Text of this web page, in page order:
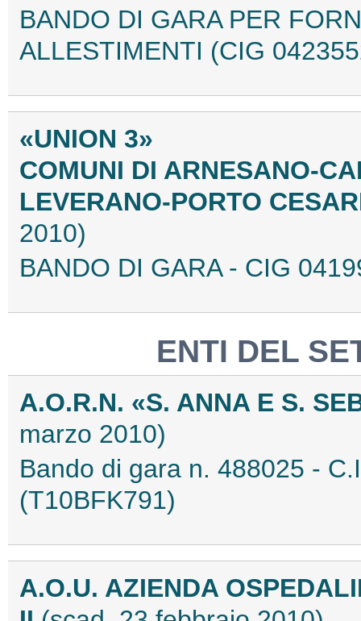
BANDO DI GARA PER
ALLESTIMENTI (CIG
«UNION 3»
COMUNI DI ARNESANO-
LEVERANO-PORTO
2010)
BANDO DI GARA - CIG
ENTI DEL
A.O.R.N. «S. ANNA E S.
marzo 2010)
Bando di gara n. 488025 -
(T10BFK791)
A.O.U. AZIENDA